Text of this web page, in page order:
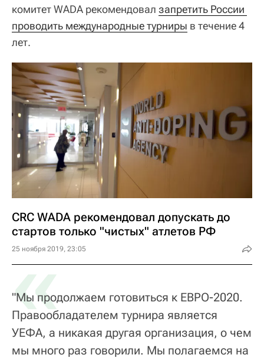
комитет WADA рекомендовал запретить России
проводить международные турниры в течение 4
лет.
CRC WADA рекомендовал допускать до
стартов только "чистых" атлетов РФ
25 ноября 2019, 23:05
«
"Мы продолжаем готовиться к ЕВРО-2020.
Правообладателем турнира является
УЕФА, а никакая другая организация, о чем
мы много раз говорили. Мы полагаемся на